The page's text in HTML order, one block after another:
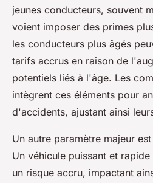
jeunes conducteurs, souvent
voient imposer des primes
les conducteurs plus âgés
tarifs accrus en raison de
potentiels liés à l'âge. Les
intègrent ces éléments pour
d'accidents, ajustant ainsi
Un autre paramètre majeur
Un véhicule puissant et
un risque accru, impactant